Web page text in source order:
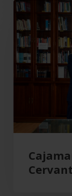
actividad
comercial
Cajamar
recupera
el
Teatro
Cervantes
para